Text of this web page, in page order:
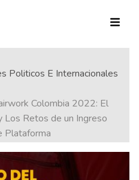
Politicos E Internacionales
Colombia 2022: El
Los Retos de un Ingreso
Plataforma